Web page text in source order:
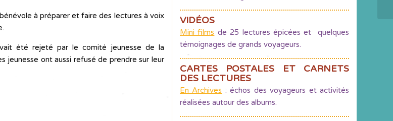
à préparer et faire des lectures à voix
été rejeté par le comité jeunesse de la
jeunesse ont aussi refusé de prendre sur leur
VIDÉOS
Mini films de 25 lectures épicées et quelques
témoignages de grands voyageurs.
CARTES POSTALES ET CARNETS
DES LECTURES
En Archives : échos des voyageurs et activités
réalisées autour des albums.